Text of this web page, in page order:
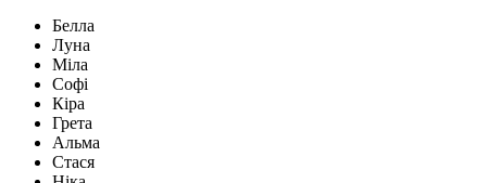
Белла
Луна
Міла
Софі
Кіра
Грета
Альма
Стася